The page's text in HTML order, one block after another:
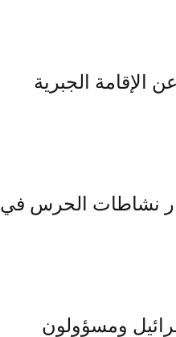
الجبرية
نشاطات الحرس في
لإسرائيل ومسؤولون